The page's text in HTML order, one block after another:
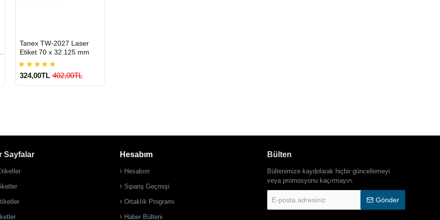
GÖNDERİ
900 TL Üzeri Kargo
Ücretsiz
Tanex TW-2027 Laser
Etiket 70 x 32.125 mm
324,00TL 402,00TL
Sayfalar Hesabım
Hesabım
Sipariş Geçmişi
Ortaklık Programı
Haber Bülteni
Bülten
Bültenimize kaydolarak hiçbir güncellemeyi
veya promosyonu kaçırmayın.
posta
Gönder